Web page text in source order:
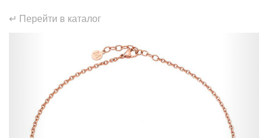
↵ Перейти в каталог